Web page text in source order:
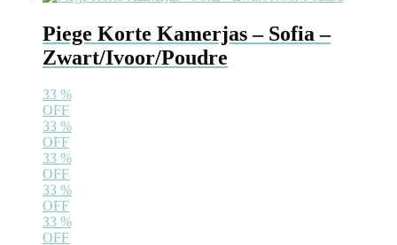
Piege Korte Kamerjas – Sofia –
Zwart/Ivoor/Poudre
33 %
OFF
33 %
OFF
33 %
OFF
33 %
OFF
33 %
OFF